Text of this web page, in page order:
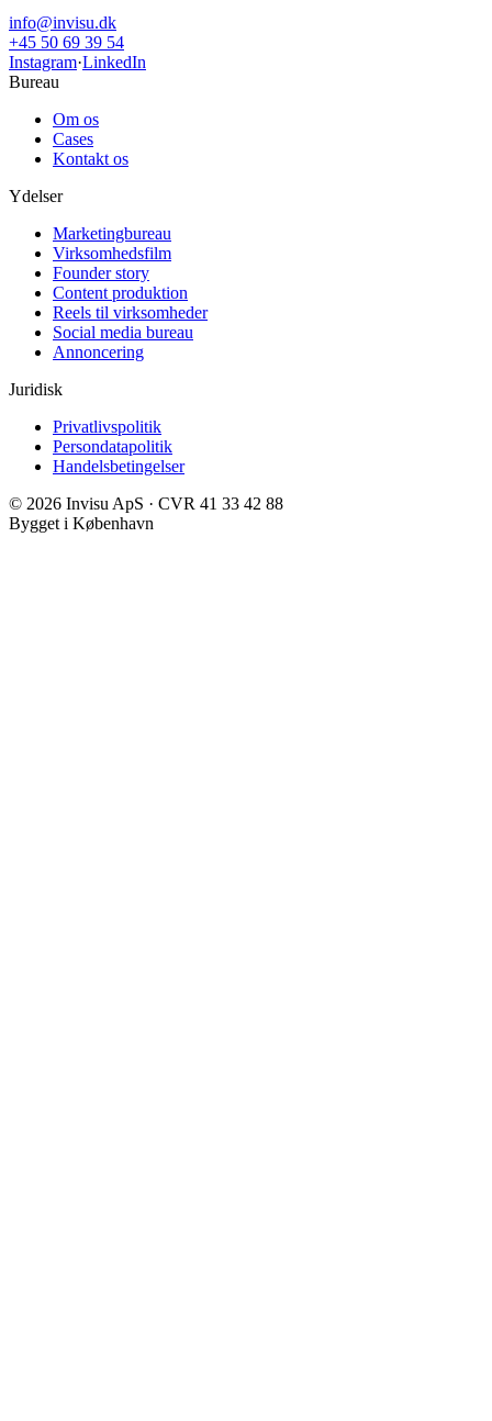
info@invisu.dk
+45 50 69 39 54
Instagram·LinkedIn
Bureau
Om os
Cases
Kontakt os
Ydelser
Marketingbureau
Virksomhedsfilm
Founder story
Content produktion
Reels til virksomheder
Social media bureau
Annoncering
Juridisk
Privatlivspolitik
Persondatapolitik
Handelsbetingelser
© 2026 Invisu ApS · CVR 41 33 42 88
Bygget i København